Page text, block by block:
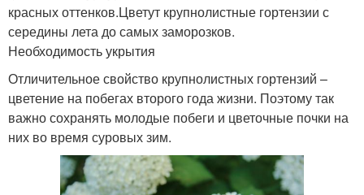
красных оттенков.Цветут крупнолистные гортензии с
середины лета до самых заморозков.
Необходимость укрытия
Отличительное свойство крупнолистных гортензий –
цветение на побегах второго года жизни. Поэтому так
важно сохранять молодые побеги и цветочные почки на
них во время суровых зим.